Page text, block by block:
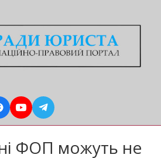
ФОП можуть не